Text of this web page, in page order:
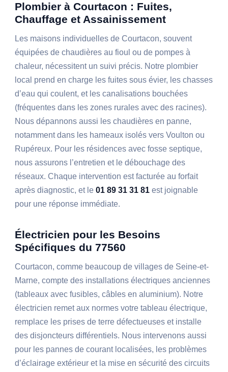
Plombier à Courtacon : Fuites,
Chauffage et Assainissement
Les maisons individuelles de Courtacon, souvent
équipées de chaudières au fioul ou de pompes à
chaleur, nécessitent un suivi précis. Notre plombier
local prend en charge les fuites sous évier, les chasses
d’eau qui coulent, et les canalisations bouchées
(fréquentes dans les zones rurales avec des racines).
Nous dépannons aussi les chaudières en panne,
notamment dans les hameaux isolés vers Voulton ou
Rupéreux. Pour les résidences avec fosse septique,
nous assurons l’entretien et le débouchage des
réseaux. Chaque intervention est facturée au forfait
après diagnostic, et le01 89 31 31 81 est joignable
pour une réponse immédiate.
Électricien pour les Besoins
Spécifiques du 77560
Courtacon, comme beaucoup de villages de Seine-et-
Marne, compte des installations électriques anciennes
(tableaux avec fusibles, câbles en aluminium). Notre
électricien remet aux normes votre tableau électrique,
remplace les prises de terre défectueuses et installe
des disjoncteurs différentiels. Nous intervenons aussi
pour les pannes de courant localisées, les problèmes
d’éclairage extérieur et la mise en sécurité des circuits